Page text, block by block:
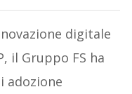
digitale
il Gruppo FS ha
adozione